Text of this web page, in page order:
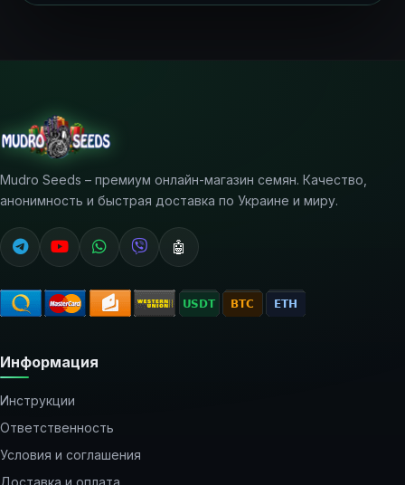
Mudro Seeds – премиум онлайн-магазин семян. Качество,
анонимность и быстрая доставка по Украине и миру.
🤖
Информация
Инструкции
Ответственность
Условия и соглашения
Доставка и оплата